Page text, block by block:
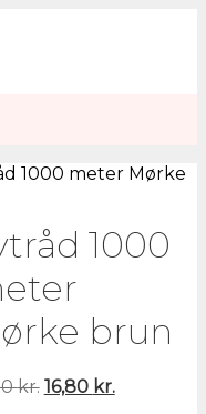
1000 meter Mørke
1000
brun
kr. Den
16,80 kr.Den